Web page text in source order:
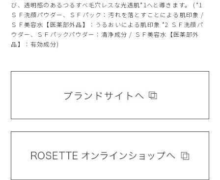
び、透明感のあるつるすべ毛穴レスな光透肌*1へと導きます。 (*1
ＳＦ洗顔パウダー、ＳＦパック：汚れを落とすことによる肌印象 /
ＳＦ美容水【医薬部外品】：うるおいによる肌印象 *2 ＳＦ洗顔パ
ウダー、ＳＦパックパウダー：清浄成分 / ＳＦ美容水【医薬部外
品】：有効成分)